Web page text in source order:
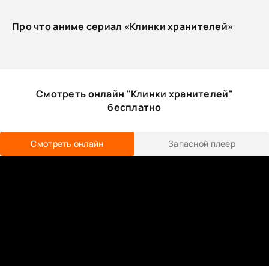
Про что аниме сериал «Клинки хранителей»
Смотреть онлайн "Клинки хранителей"
бесплатно
Смотреть онлайн Запасной плеер